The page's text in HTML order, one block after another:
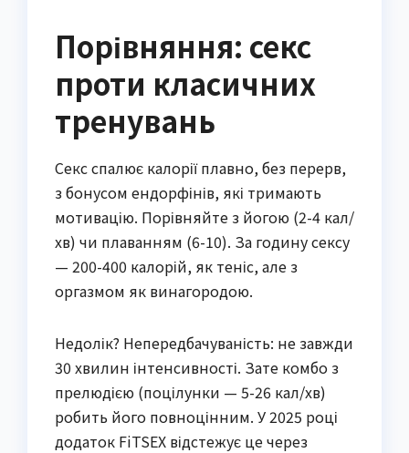
Порівняння: секс
проти класичних
тренувань
Секс спалює калорії плавно, без перерв,
з бонусом ендорфінів, які тримають
мотивацію. Порівняйте з йогою (2-4 кал/
хв) чи плаванням (6-10). За годину сексу
— 200-400 калорій, як теніс, але з
оргазмом як винагородою.
Недолік? Непередбачуваність: не завжди
30 хвилин інтенсивності. Зате комбо з
прелюдією (поцілунки — 5-26 кал/хв)
робить його повноцінним. У 2025 році
додаток FiTSEX відстежує це через